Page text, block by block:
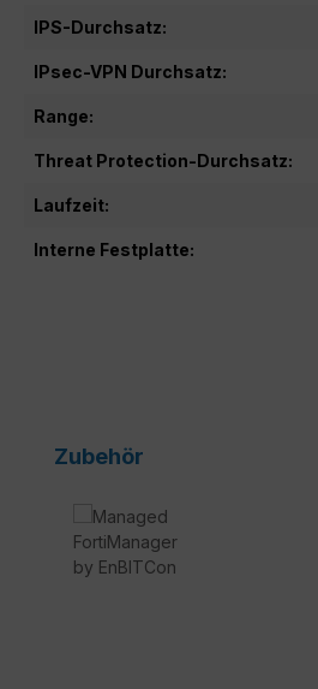
IPS-Durchsatz:
IPsec-VPN Durchsatz:
Range:
Threat Protection-Durchsatz:
Laufzeit:
Interne Festplatte:
Produktgalerie überspringen
Zubehör